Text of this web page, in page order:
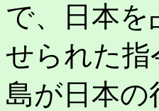
で、日本
せられた指
島が日本